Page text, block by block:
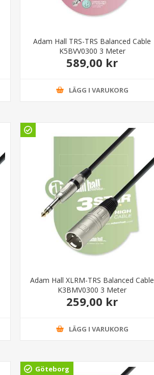
Adam Hall TRS-TRS Balanced Cable
K5BVV0300 3 Meter
589,00 kr
LÄGG I VARUKORG
Adam Hall XLRM-TRS Balanced Cable
K3BMV0300 3 Meter
259,00 kr
LÄGG I VARUKORG
Göteborg